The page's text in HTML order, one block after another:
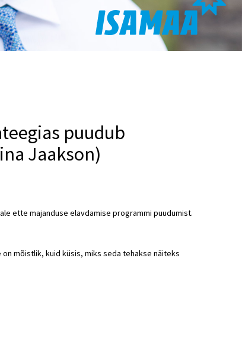
puudub
Jaakson)
ette majanduse elavdamise programmi puudumist.
mõistlik, kuid küsis, miks seda tehakse näiteks